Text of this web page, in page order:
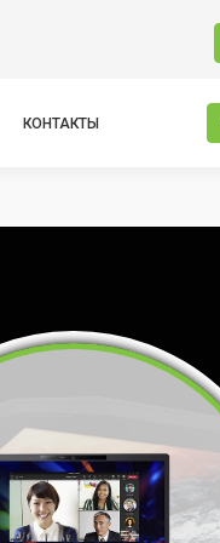
КОНТАКТЫ